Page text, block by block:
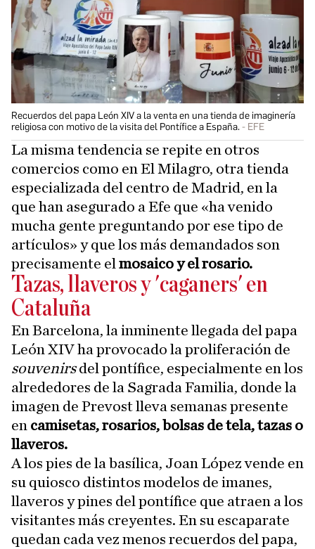
Recuerdos del papa León XIV a la venta en una tienda de imaginería
religiosa con motivo de la visita del Pontífice a España.
EFE
La misma tendencia se repite en otros
comercios como en El Milagro, otra tienda
especializada del centro de Madrid, en la
que han asegurado a Efe que «ha venido
mucha gente preguntando por ese tipo de
artículos» y que los más demandados son
precisamente el mosaico y el rosario.
Tazas, llaveros y 'caganers' en
Cataluña
En Barcelona, la inminente llegada del papa
León XIV ha provocado la proliferación de
souvenirsdel pontífice, especialmente en los
alrededores de la Sagrada Familia, donde la
imagen de Prevost lleva semanas presente
en camisetas, rosarios, bolsas de tela, tazas o
llaveros.
A los pies de la basílica, Joan López vende en
su quiosco distintos modelos de imanes,
llaveros y pines del pontífice que atraen a los
visitantes más creyentes. En su escaparate
quedan cada vez menos recuerdos del papa,